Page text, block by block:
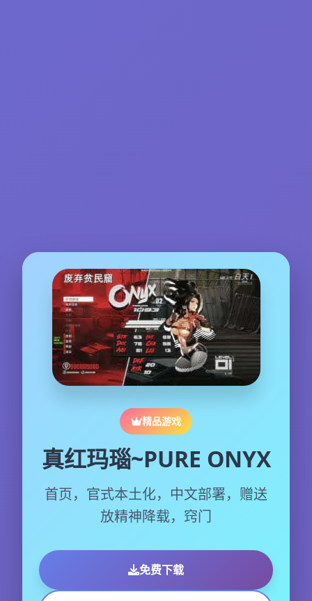
精品游戏
真红玛瑙~PURE ONYX
首页，官式本土化，中文部署，赠送
放精神降载，窍门
免费下载